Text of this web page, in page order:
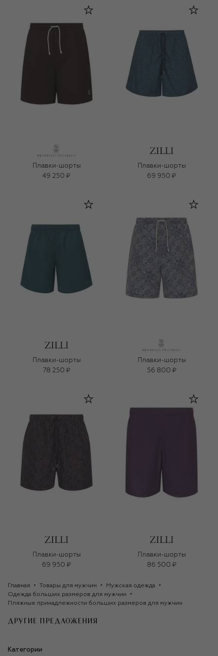
Плавки-шорты
49 250 ₽
Плавки-шорты
69 950 ₽
Плавки-шорты
78 250 ₽
Плавки-шорты
56 800 ₽
Плавки-шорты
69 950 ₽
Плавки-шорты
86 500 ₽
Главная Товары для мужчин
Мужская одежда
Одежда больших размеров для мужчин
Пляжные принадлежности больших размеров для мужчин
ДРУГИЕ ПРЕДЛОЖЕНИЯ
Категории